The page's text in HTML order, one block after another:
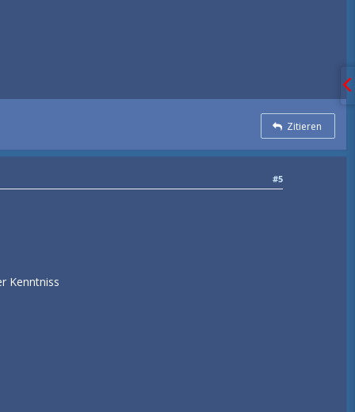
Zitieren
#5
Kenntniss